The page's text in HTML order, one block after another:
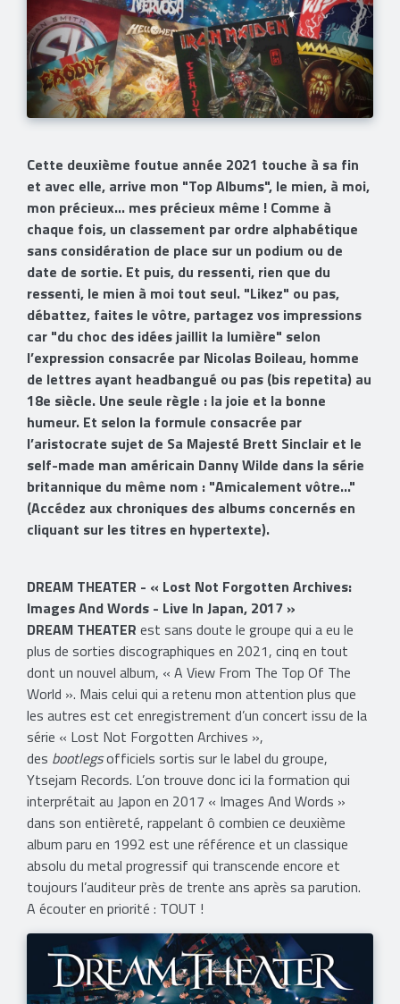
Cette deuxième foutue année 2021 touche à sa fin
et avec elle, arrive mon "Top Albums", le mien, à moi,
mon précieux... mes précieux même ! Comme à
chaque fois, un classement par ordre alphabétique
sans considération de place sur un podium ou de
date de sortie. Et puis, du ressenti, rien que du
ressenti, le mien à moi tout seul. "Likez" ou pas,
débattez, faites le vôtre, partagez vos impressions
car "du choc des idées jaillit la lumière" selon
l’expression consacrée par Nicolas Boileau, homme
de lettres ayant headbangué ou pas (bis repetita) au
18e siècle. Une seule règle : la joie et la bonne
humeur. Et selon la formule consacrée par
l’aristocrate sujet de Sa Majesté Brett Sinclair et le
self-made man américain Danny Wilde dans la série
britannique du même nom : "Amicalement vôtre..."
(Accédez aux chroniques des albums concernés en
cliquant sur les titres en hypertexte).
DREAM THEATER - « Lost Not Forgotten Archives:
Images And Words - Live In Japan, 2017 »
DREAM THEATER est sans doute le groupe qui a eu le
plus de sorties discographiques en 2021, cinq en tout
dont un nouvel album, « A View From The Top Of The
World ». Mais celui qui a retenu mon attention plus que
les autres est cet enregistrement d’un concert issu de la
série « Lost Not Forgotten Archives »,
des bootlegsofficiels sortis sur le label du groupe,
Ytsejam Records. L’on trouve donc ici la formation qui
interprétait au Japon en 2017 « Images And Words »
dans son entièreté, rappelant ô combien ce deuxième
album paru en 1992 est une référence et un classique
absolu du metal progressif qui transcende encore et
toujours l’auditeur près de trente ans après sa parution.
A écouter en priorité : TOUT !